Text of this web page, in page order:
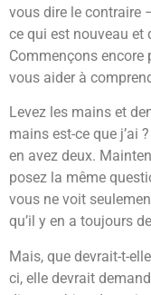
vous dire le contraire
ce qui est nouveau et
Commençons
vous aider à
Levez les mains et
mains est-ce que j’ai
en avez deux.
posez la même
vous ne voit
qu’il y en a toujours
Mais, que devrait-t-
ci, elle devrait